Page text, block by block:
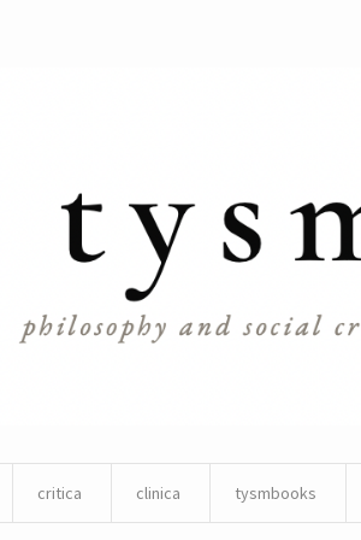
critica clinica tysmbooks